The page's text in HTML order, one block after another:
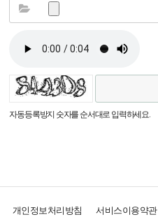
자동등록방지 숫자를 순서대로 입력하세요.
개인정보처리방침 서비스이용약관